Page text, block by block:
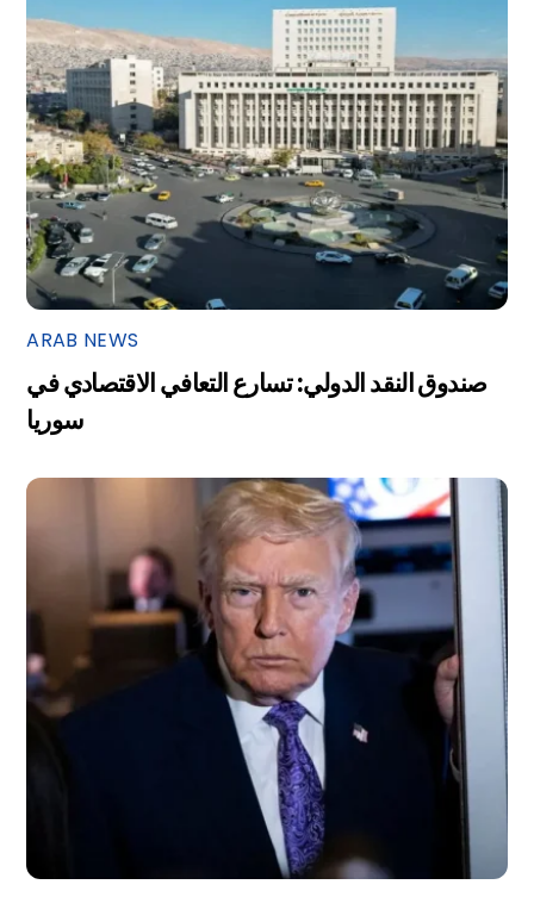
ARAB NEWS
صندوق النقد الدولي: تسارع التعافي الاقتصادي في
سوريا